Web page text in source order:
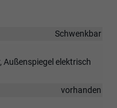
Schwenkbar
elektrisch
vorhanden